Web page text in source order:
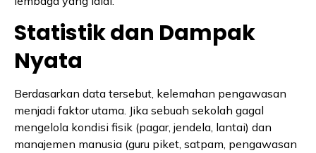
Statistik dan Dampak
Nyata
Berdasarkan data tersebut, kelemahan pengawasan
menjadi faktor utama. Jika sebuah sekolah gagal
mengelola kondisi fisik (pagar, jendela, lantai) dan
manajemen manusia (guru piket, satpam, pengawasan